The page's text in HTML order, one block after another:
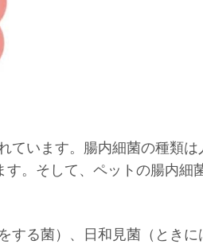
ています。腸内細菌の種類は
す。そして、ペットの腸内細
する菌）、日和見菌（ときに